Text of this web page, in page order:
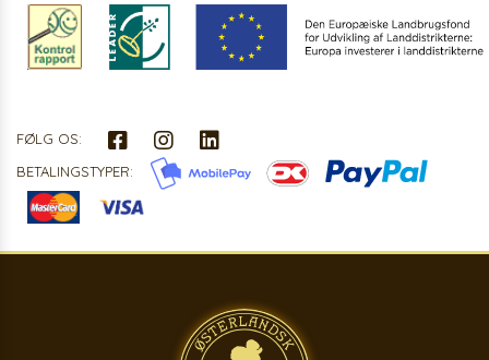
FØLG OS:
BETALINGSTYPER: